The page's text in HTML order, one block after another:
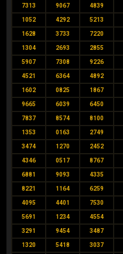
7313 9067 4839
1052 4292 5213
1628 3733 7220
1304 2693 2855
5907 7308 9226
4521 6364 4892
1602 0825 1867
9665 6039 6450
7837 8574 8100
1353 0163 2749
3474 1270 2452
4346 0517 8767
6881 9093 4335
8221 1164 6259
4095 4401 7530
5691 1234 4554
3291 9454 3487
1320 5418 3037